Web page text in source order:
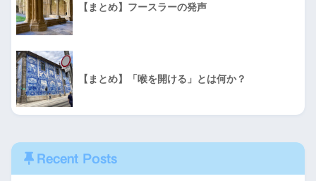
【まとめ】フースラーの発声
【まとめ】「喉を開ける」とは何か？
Recent Posts